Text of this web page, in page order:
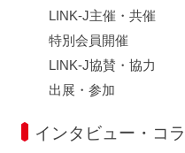
LINK-J主催・共催
特別会員開催
LINK-J協賛・協力
出展・参加
インタビュー・コラ